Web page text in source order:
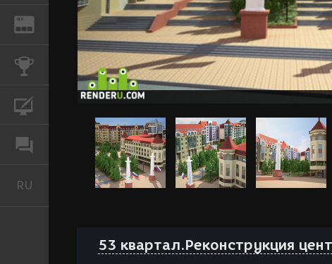
REN ЖУРНАЛ
RU
53 квартал.Реконструкция